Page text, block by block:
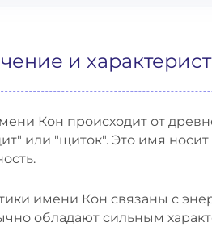
и
Кон происходит от
или "щиток". Это имя
имени Кон связаны с
обладают сильным